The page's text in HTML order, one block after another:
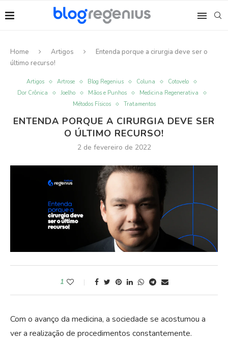
Home Artigos
Entenda porque a cirurgia deve ser o
último recurso!
Artigos Artrose Blog Regenius Coluna
Cotovelo
Dor Crônica
Joelho Mãos e Punhos
Medicina Regenerativa
Métodos Físicos
Tratamentos
ENTENDA PORQUE A CIRURGIA DEVE SER
O ÚLTIMO RECURSO!
2 de fevereiro de 2022
1
Com o avanço da medicina, a sociedade se acostumou a
ver a realização de procedimentos constantemente.